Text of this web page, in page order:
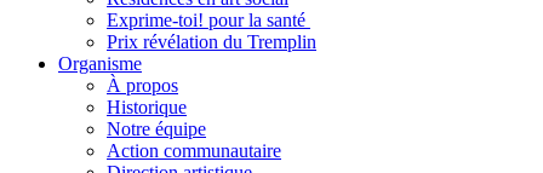
Exprime-toi! pour la santé
Prix révélation du Tremplin
Organisme
À propos
Historique
Notre équipe
Action communautaire